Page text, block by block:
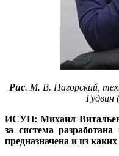
Рис. М. В. Нагорский,
Гудвин
ИСУП: Михаил
за система
предназначена и из